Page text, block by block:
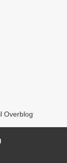
Overblog